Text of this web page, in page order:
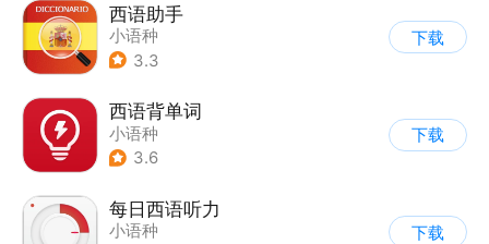
西语助手
小语种
3.3
下载
西语背单词
小语种
3.6
下载
每日西语听力
小语种
下载